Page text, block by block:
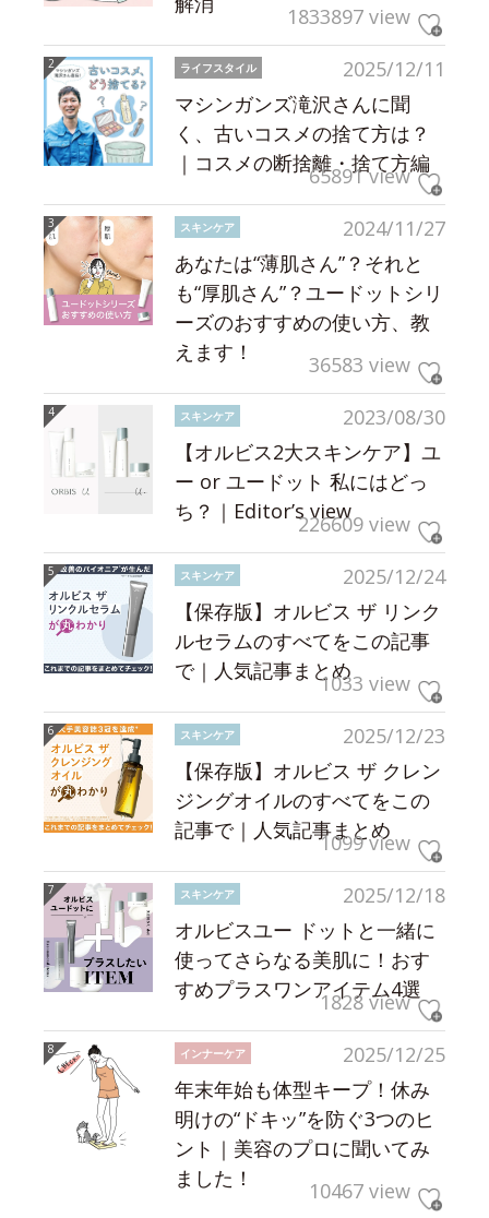
1833897 view
2025/12/11
ライフスタイル
マシンガンズ滝沢さんに聞
く、古いコスメの捨て方は？
｜コスメの断捨離・捨て方編
65891 view
2024/11/27
スキンケア
あなたは“薄肌さん”？それと
も“厚肌さん”？ユードットシリ
ーズのおすすめの使い方、教
えます！
36583 view
2023/08/30
スキンケア
【オルビス2大スキンケア】ユ
ー or ユードット 私にはどっ
ち？｜Editor’s view226609 view
2025/12/24
スキンケア
【保存版】オルビス ザ リンク
ルセラムのすべてをこの記事
で｜人気記事まとめ1033 view
2025/12/23
スキンケア
【保存版】オルビス ザ クレン
ジングオイルのすべてをこの
記事で｜人気記事まとめ
1099 view
2025/12/18
スキンケア
オルビスユー ドットと一緒に
使ってさらなる美肌に！おす
すめプラスワンアイテム4選
1828 view
2025/12/25
インナーケア
年末年始も体型キープ！休み
明けの“ドキッ”を防ぐ3つのヒ
ント｜美容のプロに聞いてみ
ました！
10467 view